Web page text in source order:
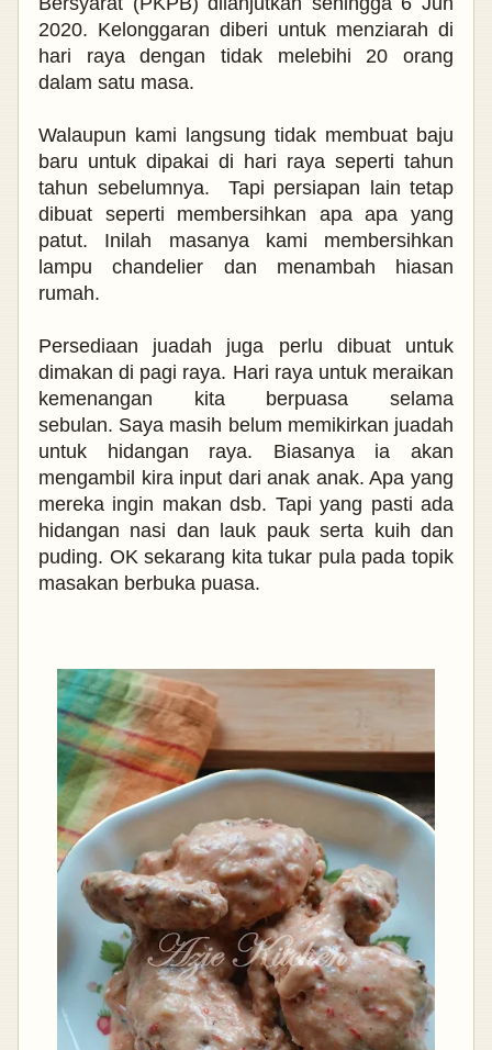
2020. Kelonggaran diberi untuk menziarah di
hari raya dengan tidak melebihi 20 orang
dalam satu masa.
Walaupun kami langsung tidak membuat baju
baru untuk dipakai di hari raya seperti tahun
tahun sebelumnya. Tapi persiapan lain tetap
dibuat seperti membersihkan apa apa yang
patut. Inilah masanya kami membersihkan
lampu chandelier dan menambah hiasan
rumah.
Persediaan juadah juga perlu dibuat untuk
dimakan di pagi raya. Hari raya untuk meraikan
kemenangan kita berpuasa selama
sebulan. Saya masih belum memikirkan juadah
untuk hidangan raya. Biasanya ia akan
mengambil kira input dari anak anak. Apa yang
mereka ingin makan dsb. Tapi yang pasti ada
hidangan nasi dan lauk pauk serta kuih dan
puding. OK sekarang kita tukar pula pada topik
masakan berbuka puasa.